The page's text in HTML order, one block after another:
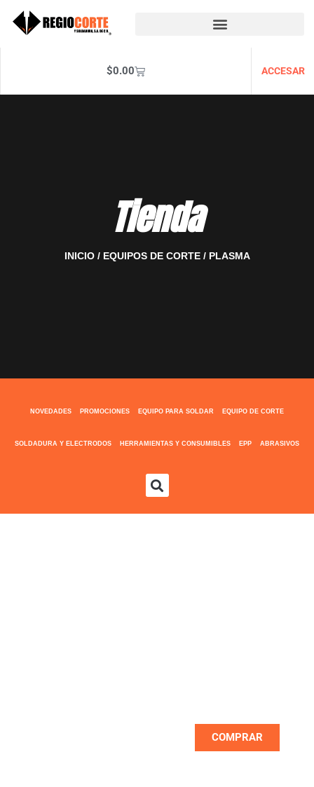
$0.00 ACCESAR
Tienda
INICIO/ EQUIPOS DE CORTE/ PLASMA
NOVEDADES PROMOCIONES EQUIPO PARA SOLDAR EQUIPO DE CORTE
SOLDADURA Y ELECTRODOS HERRAMIENTAS Y CONSUMIBLES EPP ABRASIVOS
COMPRAR